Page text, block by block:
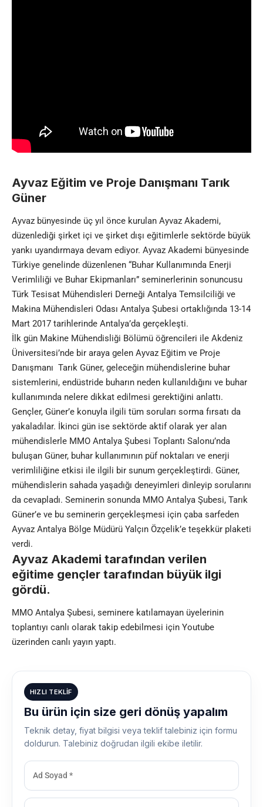
Ayvaz Eğitim ve Proje Danışmanı Tarık
Güner
Ayvaz bünyesinde üç yıl önce kurulan Ayvaz Akademi,
düzenlediği şirket içi ve şirket dışı eğitimlerle sektörde büyük
yankı uyandırmaya devam ediyor. Ayvaz Akademi bünyesinde
Türkiye genelinde düzenlenen “Buhar Kullanımında Enerji
Verimliliği ve Buhar Ekipmanları” seminerlerinin sonuncusu
Türk Tesisat Mühendisleri Derneği Antalya Temsilciliği ve
Makina Mühendisleri Odası Antalya Şubesi ortaklığında 13-14
Mart 2017 tarihlerinde Antalya’da gerçekleşti.
İlk gün Makine Mühendisliği Bölümü öğrencileri ile Akdeniz
Üniversitesi’nde bir araya gelen Ayvaz Eğitim ve Proje
Danışmanı Tarık Güner, geleceğin mühendislerine buhar
sistemlerini, endüstride buharın neden kullanıldığını ve buhar
kullanımında nelere dikkat edilmesi gerektiğini anlattı.
Gençler, Güner’e konuyla ilgili tüm soruları sorma fırsatı da
yakaladılar. İkinci gün ise sektörde aktif olarak yer alan
mühendislerle MMO Antalya Şubesi Toplantı Salonu’nda
buluşan Güner, buhar kullanımının püf noktaları ve enerji
verimliliğine etkisi ile ilgili bir sunum gerçekleştirdi. Güner,
mühendislerin sahada yaşadığı deneyimleri dinleyip sorularını
da cevapladı. Seminerin sonunda MMO Antalya Şubesi, Tarık
Güner’e ve bu seminerin gerçekleşmesi için çaba sarfeden
Ayvaz Antalya Bölge Müdürü Yalçın Özçelik’e teşekkür plaketi
verdi.
Ayvaz Akademi tarafından verilen
eğitime gençler tarafından büyük ilgi
gördü.
MMO Antalya Şubesi, seminere katılamayan üyelerinin
toplantıyı canlı olarak takip edebilmesi için Youtube
üzerinden canlı yayın yaptı.
HIZLI TEKLIF
Bu ürün için size geri dönüş yapalım
Teknik detay, fiyat bilgisi veya teklif talebiniz için formu
doldurun. Talebiniz doğrudan ilgili ekibe iletilir.